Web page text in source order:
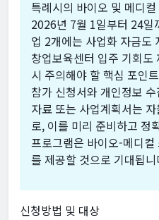
특례시의 바이오 및 메디
2026년 7월 1일부터 24일
업 2개에는 사업화 자금도
창업보육센터 입주 기회도
시 주의해야 할 핵심 포인
참가 신청서와 개인정보
자료 또는 사업계획서는
로, 이를 미리 준비하고 정
프로그램은 바이오-메디
를 제공할 것으로 기대됩
신청방법 및 대상